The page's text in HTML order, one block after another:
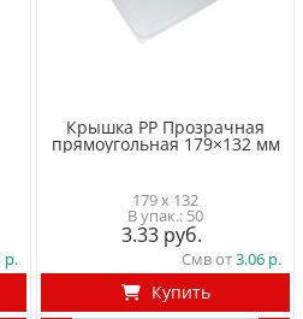
Крышка PP Прозрачная
прямоугольная 179×132 мм
179 x 132
50
3.33
Смв от3.06
Купить